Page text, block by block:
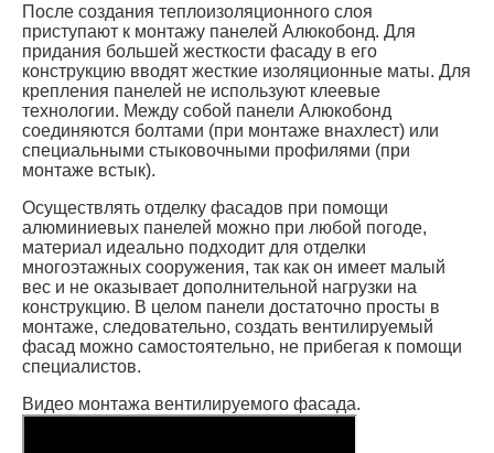
После создания теплоизоляционного слоя
приступают к монтажу панелей Алюкобонд. Для
придания большей жесткости фасаду в его
конструкцию вводят жесткие изоляционные маты. Для
крепления панелей не используют клеевые
технологии. Между собой панели Алюкобонд
соединяются болтами (при монтаже внахлест) или
специальными стыковочными профилями (при
монтаже встык).
Осуществлять отделку фасадов при помощи
алюминиевых панелей можно при любой погоде,
материал идеально подходит для отделки
многоэтажных сооружения, так как он имеет малый
вес и не оказывает дополнительной нагрузки на
конструкцию. В целом панели достаточно просты в
монтаже, следовательно, создать вентилируемый
фасад можно самостоятельно, не прибегая к помощи
специалистов.
Видео монтажа вентилируемого фасада.